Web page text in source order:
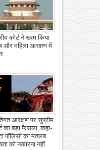
कोर्ट ने खत्म किया
और महिला आरक्षण में
आरक्षण पर सुप्रीम
का बड़ा फैसला, कहा-
पॉलिसी का मतलब
को नकारना नहीं